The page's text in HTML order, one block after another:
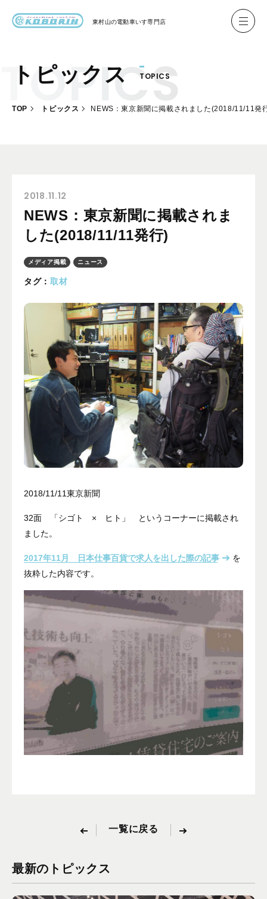
東村山の電動車いす専門店
ハイネル Hineru
ブリッジ BRIDGE TR
プライバシーポリシー
ALL
ニュース
イベント
ブログ
メディア掲載
ユーザーコラム
フォームからお問い合わせする
042-391-3328
営業時間
（土曜・日曜・祝日除く）
トピックス TOPICS
TOP トピックス NEWS：東京新聞に掲載されました(2018/11/11発
2018.11.12
NEWS：東京新聞に掲載されま
した(2018/11/11発行)
メディア掲載 ニュース
タグ：取材
2018/11/11東京新聞
32面 「シゴト × ヒト」 というコーナーに掲載され
ました。
2017年11月 日本仕事百貨で求人を出した際の記事
を
抜粋した内容です。
一覧に戻る
最新のトピックス